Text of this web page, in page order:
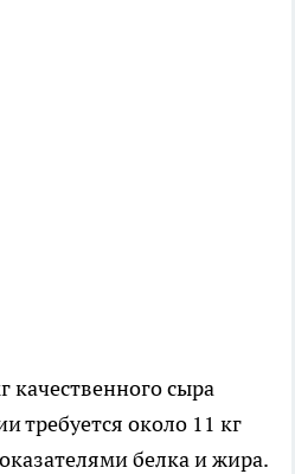
качественного сыра
требуется около 11 кг
белка и жира.